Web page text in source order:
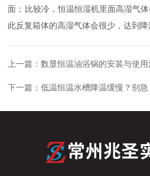
面；比较冷，恒温恒湿机里面高湿气
此反复箱体的高湿气体会很少，达到降
上一篇：数显恒温油浴锅的安装与使用
下一篇：低温恒温水槽降温缓慢？别急